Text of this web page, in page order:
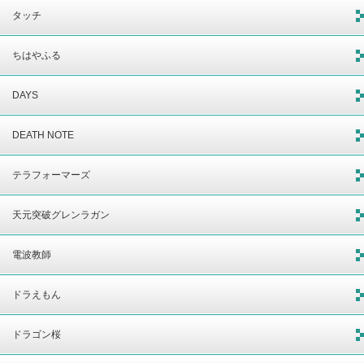
タッチ
ちはやふる
DAYS
DEATH NOTE
テラフォーマーズ
天元突破グレンラガン
電波教師
ドラえもん
ドラゴン桜